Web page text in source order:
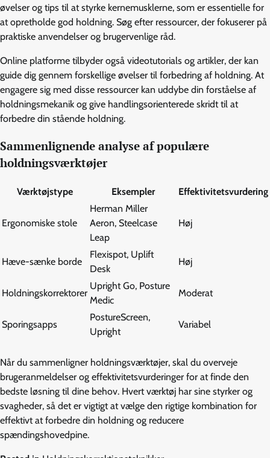
øvelser og tips til at styrke kernemusklerne, som er essentielle for
at opretholde god holdning. Søg efter ressourcer, der fokuserer på
praktiske anvendelser og brugervenlige råd.
Online platforme tilbyder også videotutorials og artikler, der kan
guide dig gennem forskellige øvelser til forbedring af holdning. At
engagere sig med disse ressourcer kan uddybe din forståelse af
holdningsmekanik og give handlingsorienterede skridt til at
forbedre din stående holdning.
Sammenlignende analyse af populære
holdningsværktøjer
Værktøjstype Eksempler Effektivitetsvurdering
Ergonomiske stole
Herman Miller
Aeron, Steelcase
Leap
Høj
Hæve-sænke borde
Flexispot, Uplift
Desk
Høj
Holdningskorrektorer
Upright Go, Posture
Medic
Moderat
Sporingsapps
PostureScreen,
Upright
Variabel
Når du sammenligner holdningsværktøjer, skal du overveje
brugeranmeldelser og effektivitetsvurderinger for at finde den
bedste løsning til dine behov. Hvert værktøj har sine styrker og
svagheder, så det er vigtigt at vælge den rigtige kombination for
effektivt at forbedre din holdning og reducere
spændingshovedpine.